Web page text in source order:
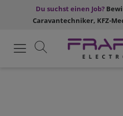
Du suchst einen Job?
Caravantechniker, KFZ-